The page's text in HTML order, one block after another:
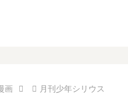
画 月刊少年シリウス